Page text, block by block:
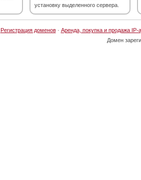
установку выделенного сервера.
Регистрация доменов· Аренда, покупка и продажа IP-
Домен